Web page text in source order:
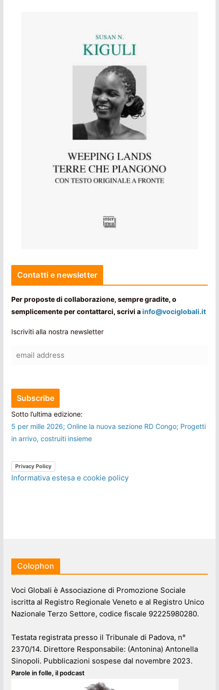
Contatti e newsletter
Per proposte di collaborazione, sempre gradite, o
semplicemente per contattarci, scrivi ainfo@vociglobali.it
Iscriviti alla nostra newsletter
Sotto l’ultima edizione:
5 per mille 2026; Online la nuova sezione RD Congo; Progetti
in arrivo, costruiti insieme
Privacy Policy
Informativa estesa e cookie policy
Colophon
Voci Globali è Associazione di Promozione Sociale
iscritta al Registro Regionale Veneto e al Registro Unico
Nazionale Terzo Settore, codice fiscale 92225980280.
Testata registrata presso il Tribunale di Padova, n°
2370/14. Direttore Responsabile: (Antonina) Antonella
Sinopoli. Pubblicazioni sospese dal novembre 2023.
Parole in folle, il podcast